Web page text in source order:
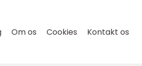
Om os Cookies Kontakt os